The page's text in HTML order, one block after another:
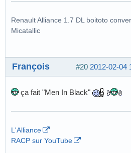
Renault Alliance 1.7 DL boitoto
Micatallic
#20 2012-02-04
François
ça fait "Men In Black"
L'Alliance
RACP sur YouTube